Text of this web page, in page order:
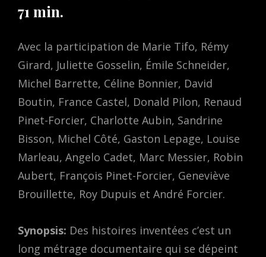
71 min.
Avec la participation de Marie Tifo, Rémy
Girard, Juliette Gosselin, Émile Schneider,
Michel Barrette, Céline Bonnier, David
Boutin, France Castel, Donald Pilon, Renaud
Pinet-Forcier, Charlotte Aubin, Sandrine
Bisson, Michel Côté, Gaston Lepage, Louise
Marleau, Angelo Cadet, Marc Messier, Robin
Aubert, François Pinet-Forcier, Geneviève
Brouillette, Roy Dupuis et André Forcier.
Synopsis: Des histoires inventées c’est un
long métrage documentaire qui se dépeint